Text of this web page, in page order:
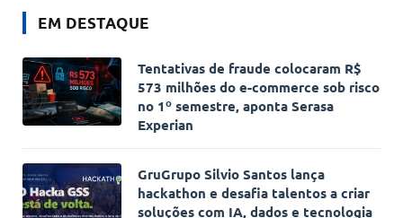
EM DESTAQUE
Tentativas de fraude colocaram R$
573 milhões do e-commerce sob risco
no 1º semestre, aponta Serasa
Experian
GruGrupo Silvio Santos lança
hackathon e desafia talentos a criar
soluções com IA, dados e tecnologia